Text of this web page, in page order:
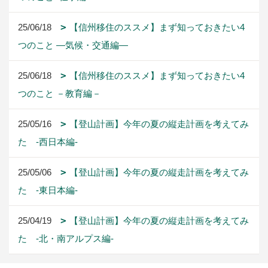
25/06/18
【信州移住のススメ】まず知っておきたい4
つのこと ―気候・交通編―
25/06/18
【信州移住のススメ】まず知っておきたい4
つのこと －教育編－
25/05/16
【登山計画】今年の夏の縦走計画を考えてみ
た -西日本編-
25/05/06
【登山計画】今年の夏の縦走計画を考えてみ
た -東日本編-
25/04/19
【登山計画】今年の夏の縦走計画を考えてみ
た -北・南アルプス編-